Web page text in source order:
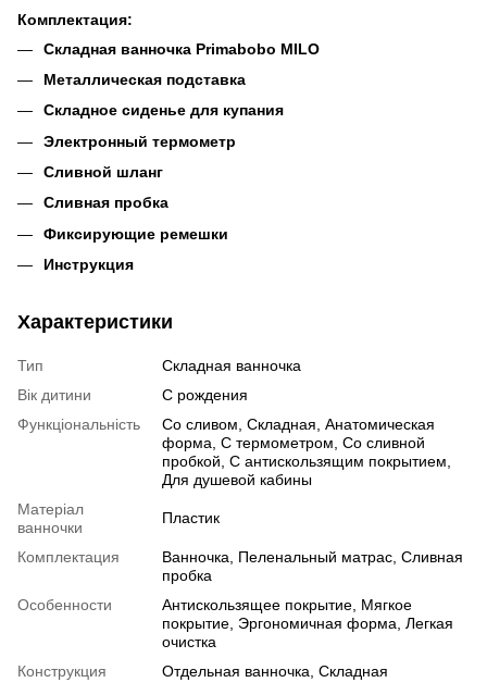
Комплектация:
Складная ванночка Primabobo MILO
Металлическая подставка
Складное сиденье для купания
Электронный термометр
Сливной шланг
Сливная пробка
Фиксирующие ремешки
Инструкция
Характеристики
Тип
Складная ванночка
Вік дитини
С рождения
Функціональність
Со сливом, Складная, Анатомическая
форма, С термометром, Со сливной
пробкой, С антискользящим покрытием,
Для душевой кабины
Матеріал
ванночки
Пластик
Комплектация
Ванночка, Пеленальный матрас, Сливная
пробка
Особенности
Антискользящее покрытие, Мягкое
покрытие, Эргономичная форма, Легкая
очистка
Конструкция
Отдельная ванночка, Складная